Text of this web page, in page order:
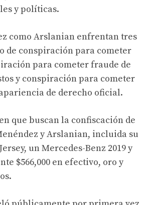
y políticas.
como Arslanian enfrentan tres
de conspiración para cometer
para cometer fraude de
y conspiración para cometer
de derecho oficial.
que buscan la confiscación de
y Arslanian, incluida su
un Mercedes-Benz 2019 y
$566,000 en efectivo, oro y